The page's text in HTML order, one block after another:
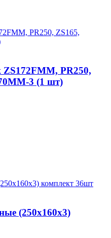
PR250,
3 (1 шт)
(250х160х3)